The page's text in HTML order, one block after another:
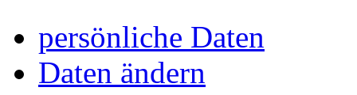
persönliche Daten
Daten ändern